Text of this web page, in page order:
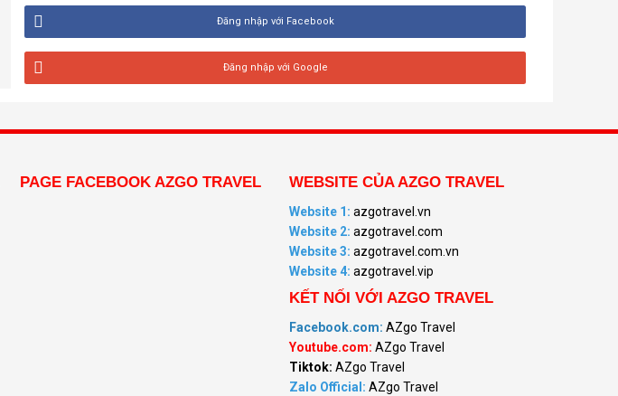
Đăng nhập với Facebook
Đăng nhập với Google
PAGE FACEBOOK AZGO TRAVEL WEBSITE CỦA AZGO TRAVEL
Website 1: azgotravel.vn
Website 2: azgotravel.com
Website 3: azgotravel.com.vn
Website 4: azgotravel.vip
KẾT NỐI VỚI AZGO TRAVEL
Facebook.com: AZgo Travel
Youtube.com: AZgo Travel
Tiktok: AZgo Travel
Zalo Official : AZgo Travel